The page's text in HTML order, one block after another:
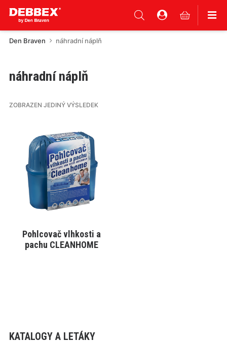
Den Braven náhradní náplň
KATALOGY A LETÁKY
náhradní náplň
ZOBRAZEN JEDINÝ VÝSLEDEK
VYBRAT VARIANTU
produkt
variant.
Varianty
vybrat
Pohlcovač vlhkosti a
pachu CLEANHOME